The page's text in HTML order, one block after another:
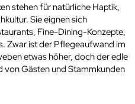
stehen für natürliche Haptik,
Sie eignen sich
Fine-Dining-Konzepte,
Zwar ist der Pflegeaufwand im
etwas höher, doch der edle
von Gästen und Stammkunden